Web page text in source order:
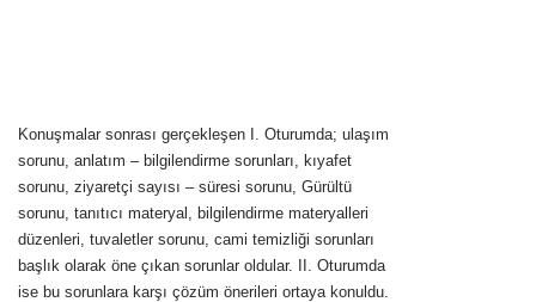
Konuşmalar sonrası gerçekleşen I. Oturumda; ulaşım
sorunu, anlatım – bilgilendirme sorunları, kıyafet
sorunu, ziyaretçi sayısı – süresi sorunu, Gürültü
sorunu, tanıtıcı materyal, bilgilendirme materyalleri
düzenleri, tuvaletler sorunu, cami temizliği sorunları
başlık olarak öne çıkan sorunlar oldular. II. Oturumda
ise bu sorunlara karşı çözüm önerileri ortaya konuldu.